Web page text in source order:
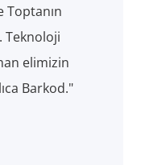
Toptanın
Teknoloji
elimizin
Barkod."